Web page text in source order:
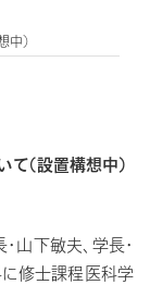
中）
（設置構想中）
山下敏夫、学長・
修士課程医科学